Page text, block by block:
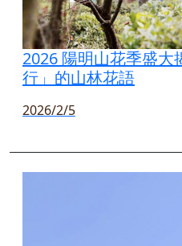
2026 陽明山花季盛
行」的山林花語
2026/2/5